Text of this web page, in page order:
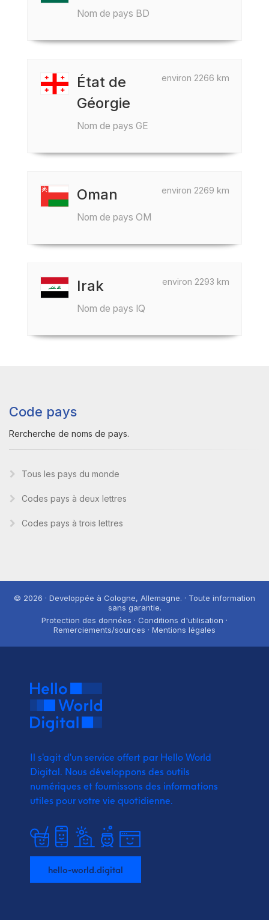
Nom de pays BD
environ 2266 km
État de
Géorgie
Nom de pays GE
environ 2269 km
Oman
Nom de pays OM
environ 2293 km
Irak
Nom de pays IQ
Code pays
Rercherche de noms de pays.
Tous les pays du monde
Codes pays à deux lettres
Codes pays à trois lettres
© 2026 · Developpée à Cologne, Allemagne. · Toute information
sans garantie.
Protection des données · Conditions d'utilisation ·
Remerciements/sources · Mentions légales
Il s'agit d'un service offert par Hello World
Digital. Nous développons des outils
numériques et fournissons des informations
utiles pour votre vie quotidienne.
hello-world.digital